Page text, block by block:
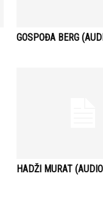
GOSPOĐA BERG
HADŽI MURAT